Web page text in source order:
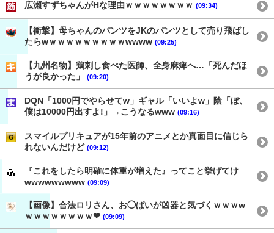
広瀬すずちゃんがHな理由ｗｗｗｗｗｗｗｗ (09:34)
【衝撃】母ちゃんのパンツをJKのパンツとして売り飛ばし
たらwｗｗｗｗｗｗｗｗｗwwww (09:25)
【九州名物】鶏刺し食べた医師、全身麻痺へ…「死んだほ
うが良かった」
(09:20)
DQN「1000円でやらせてw」ギャル「いいよw」陰「ぼ、
僕は10000円出すよ!」→こうなるwww (09:16)
スマイルプリキュアが15年前のアニメとか真面目に信じら
れないんだけど (09:12)
『これをしたら明確に体重が増えた』ってこと挙げてけ
wwwwwwwww (09:09)
【画像】合法ロリさん、お◯ぱいが凶器と気づくｗｗｗw
ｗｗｗｗｗｗｗｗ❤ (09:09)